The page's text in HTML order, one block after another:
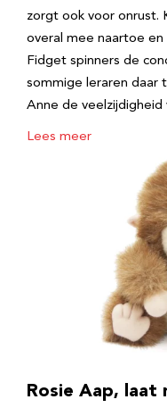
zorgt ook voor onrust.
overal mee naartoe
Fidget spinners de
sommige leraren daar
Anne de
Lees meer
Rosie Aap,